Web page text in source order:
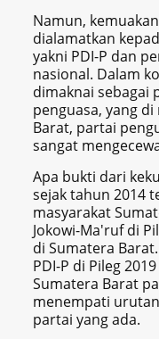
Namun,
dialamatkan
yakni PDI-P dan
nasional. Dalam
dimaknai sebagai
penguasa, yang
Barat, partai
sangat
Apa bukti dari
sejak tahun 2014
masyarakat
Jokowi-Ma'ruf di
di Sumatera
PDI-P di Pileg
Sumatera Barat
menempati
partai yang ada.